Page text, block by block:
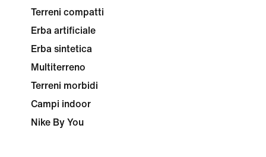
Terreni compatti
Erba artificiale
Erba sintetica
Multiterreno
Terreni morbidi
Campi indoor
Nike By You